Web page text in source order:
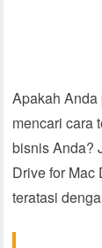
Apakah
mencari cara
bisnis Anda?
Drive for Mac
teratasi